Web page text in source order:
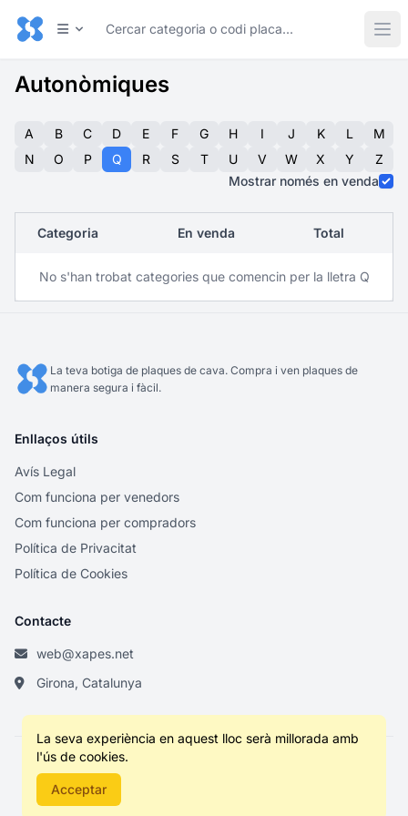
Autonòmiques
A B C D E F G H I J K L
M
N
O P Q R S T U V W X Y
Z
Mostrar només en venda
Categoria En venda Total
No s'han trobat categories que comencin per la lletra Q
La teva botiga de plaques de cava. Compra i ven plaques de
manera segura i fàcil.
Enllaços útils
Avís Legal
Com funciona per venedors
Com funciona per compradors
Política de Privacitat
Política de Cookies
Contacte
web@xapes.net
Girona, Catalunya
© 2026 XS. Tots els drets reservats.
La seva experiència en aquest lloc serà millorada amb
l'ús de cookies.
Acceptar